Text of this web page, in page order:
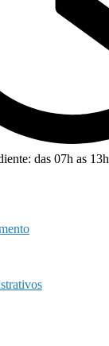
das 07h as 13h